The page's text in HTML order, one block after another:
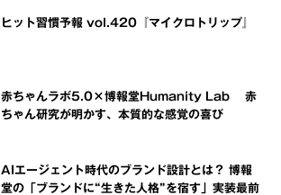
ヒット習慣予報 vol.420『マイクロトリップ』
赤ちゃんラボ5.0×博報堂Humanity Lab 赤
ちゃん研究が明かす、本質的な感覚の喜び
AIエージェント時代のブランド設計とは？ 博報
堂の「ブランドに“生きた人格”を宿す」実装最前